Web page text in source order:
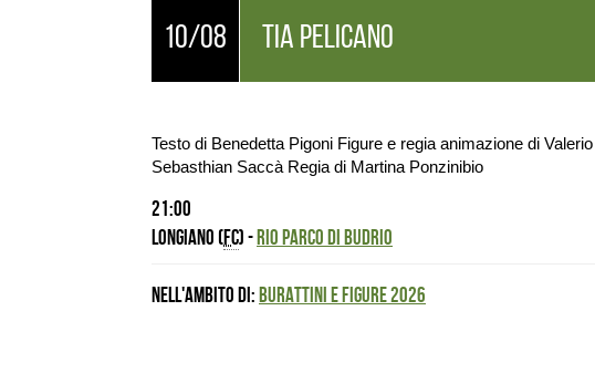
10/08 TIA PELICANO
Testo di Benedetta Pigoni Figure e regia animazione di Valerio
Sebasthian Saccà Regia di Martina Ponzinibio
21:00
Longiano (FC) -RIO PARCO DI BUDRIO
Nell'ambito di:BURATTINI E FIGURE 2026